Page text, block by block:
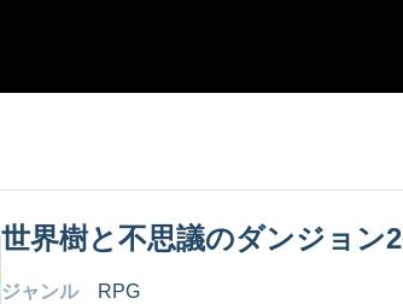
世界樹と不思議のダンジョン2
ジャンル
RPG